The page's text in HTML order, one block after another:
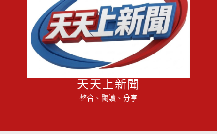
天天上新聞
整合、閱讀、分享